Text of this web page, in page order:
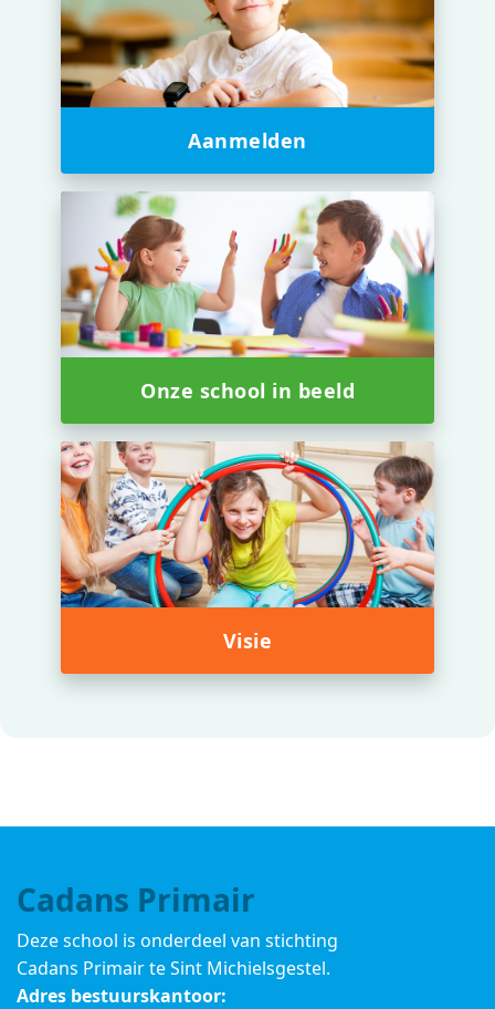
Aanmelden
Onze school in beeld
Visie
Cadans Primair
Deze school is onderdeel van stichting
Cadans Primairte Sint Michielsgestel.
Adres bestuurskantoor: